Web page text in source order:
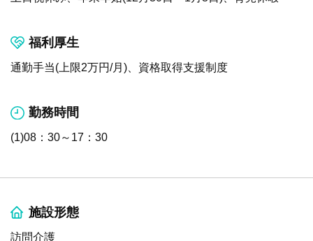
福利厚生
通勤手当(上限2万円/月)、資格取得支援制度
勤務時間
(1)08：30～17：30
施設形態
訪問介護